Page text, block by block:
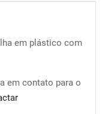
em plástico com
em contato para o